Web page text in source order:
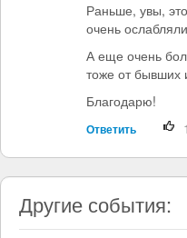
Раньше, увы,
очень
А еще очень
тоже от бывших
Благодарю!
Ответить 1
Другие события: